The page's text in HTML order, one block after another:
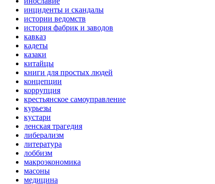
инциденты и скандалы
истории ведомств
история фабрик и заводов
кавказ
кадеты
казаки
китайцы
книги для простых людей
концепции
коррупция
крестьянское самоуправление
курьезы
кустари
ленская трагедия
либерализм
литература
лоббизм
макроэкономика
масоны
медицина